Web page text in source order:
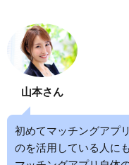
山本さん
初めてマッチングアプ
のを活用している人に